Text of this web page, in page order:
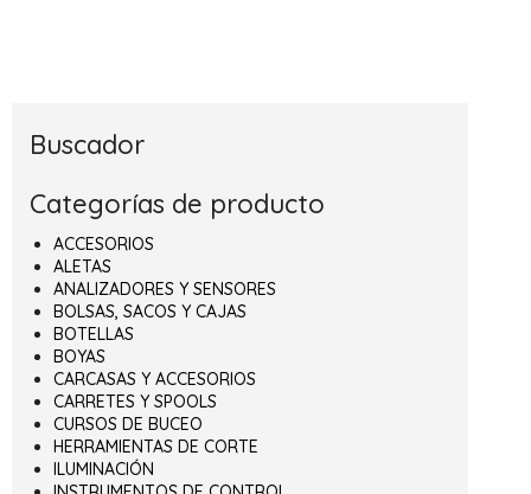
Buscador
Categorías de producto
ACCESORIOS
ALETAS
ANALIZADORES Y SENSORES
BOLSAS, SACOS Y CAJAS
BOTELLAS
BOYAS
CARCASAS Y ACCESORIOS
CARRETES Y SPOOLS
CURSOS DE BUCEO
HERRAMIENTAS DE CORTE
ILUMINACIÓN